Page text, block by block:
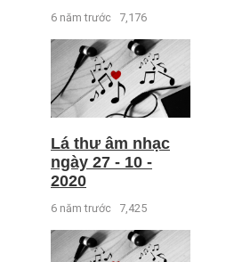
6 năm trước 7,176
Lá thư âm nhạc
ngày 27 - 10 -
2020
6 năm trước 7,425